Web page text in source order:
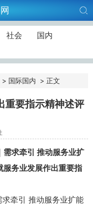
社会
国内
> 国际国内 > 正文
重要指示精神述评
需求牵引 推动服务业扩
务业发展作出重要指
牵引 推动服务业扩能